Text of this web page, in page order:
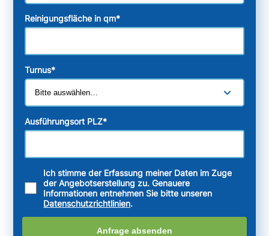
Reinigungsfläche in qm*
Turnus*
Ausführungsort PLZ*
Ich stimme der Erfassung meiner Daten im Zuge
der Angebotserstellung zu. Genauere
Informationen entnehmen Sie bitte unseren
Datenschutzrichtlinien.
Anfrage absenden